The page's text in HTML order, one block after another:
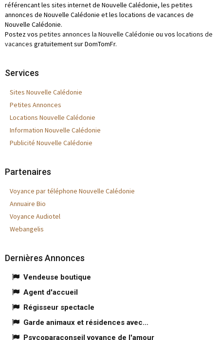
référencant les sites internet de Nouvelle Calédonie, les petites
annonces de Nouvelle Calédonie et les locations de vacances de
Nouvelle Calédonie.
Postez vos petites annonces la Nouvelle Calédonie ou vos locations de
vacances gratuitement sur DomTomFr.
Services
Sites Nouvelle Calédonie
Petites Annonces
Locations Nouvelle Calédonie
Information Nouvelle Calédonie
Publicité Nouvelle Calédonie
Partenaires
Voyance par téléphone Nouvelle Calédonie
Annuaire Bio
Voyance Audiotel
Webangelis
Dernières Annonces
Vendeuse boutique
Agent d'accueil
Régisseur spectacle
Garde animaux et résidences avec...
Psycoparaconseil voyance de l'amour